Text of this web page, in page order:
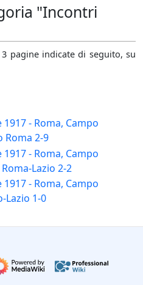
"Incontri
pagine indicate di seguito, su
- Roma, Campo
Roma 2-9
- Roma, Campo
Lazio 2-2
- Roma, Campo
Lazio 1-0